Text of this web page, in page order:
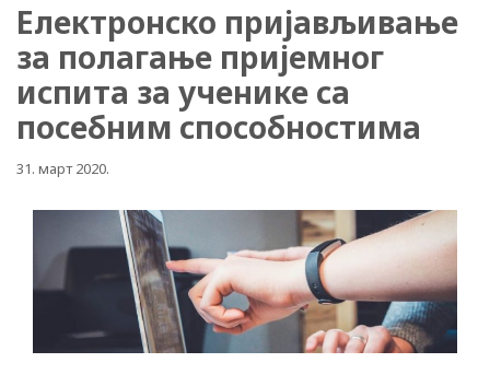
Електронско пријављивање
за полагање пријемног
испита за ученике са
посебним способностима
31. март 2020.